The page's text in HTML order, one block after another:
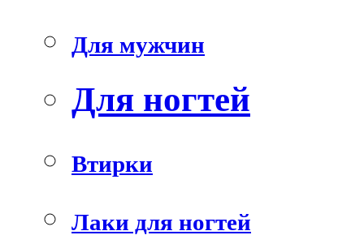
Для мужчин
Для ногтей
Втирки
Лаки для ногтей